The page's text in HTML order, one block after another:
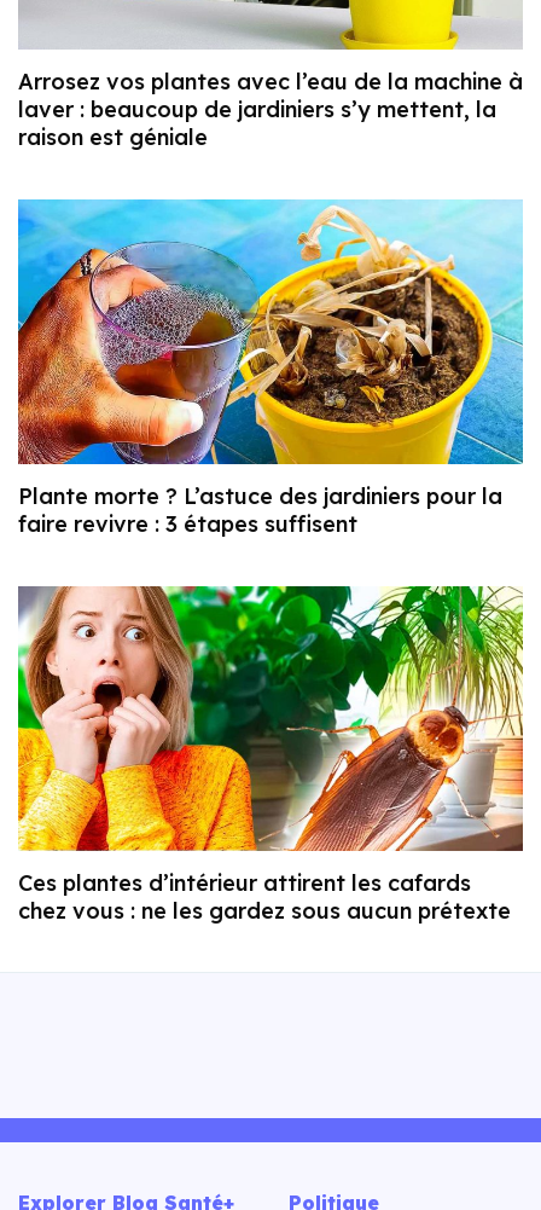
Arrosez vos plantes avec l’eau de la machine à
laver : beaucoup de jardiniers s’y mettent, la
raison est géniale
Plante morte ? L’astuce des jardiniers pour la
faire revivre : 3 étapes suffisent
Ces plantes d’intérieur attirent les cafards
chez vous : ne les gardez sous aucun prétexte
Explorer Blog Santé+ Politique